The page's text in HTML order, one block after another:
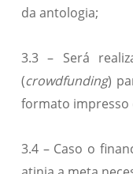
da antologia;
3.3 – Será
(crowdfunding)
formato impresso
3.4 – Caso o